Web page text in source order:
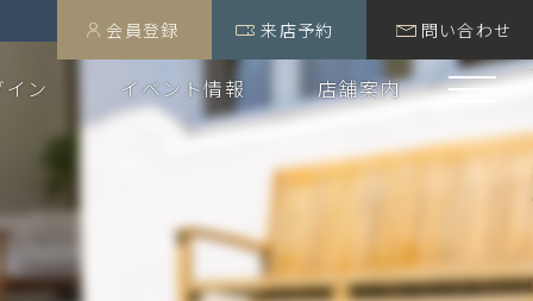
会員登録 来店予約 問い合わせ
ン イベント情報 店舗案内